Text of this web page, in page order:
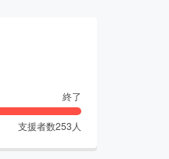
終了
支援者数253 人